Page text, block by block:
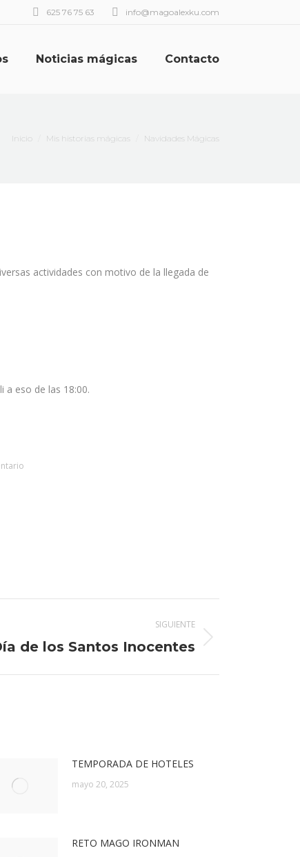
625 76 75 63 info@magoalexku.com
Noticias mágicas Contacto
Estás aquí:
Inicio Mis historias mágicas Navidades Mágicas
actividades con motivo de la llegada de
a eso de las 18:00.
SIGUIENTE
de los Santos Inocentes
TEMPORADA DE HOTELES
mayo 20, 2025
RETO MAGO IRONMAN